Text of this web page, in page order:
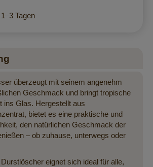
Tagen
überzeugt mit seinem angenehm
Geschmack und bringt tropische
ins Glas. Hergestellt aus
bietet es eine praktische und
den natürlichen Geschmack der
– ob zuhause, unterwegs oder
eignet sich ideal für alle,